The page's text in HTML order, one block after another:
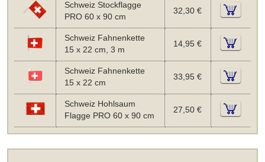
Schweiz Stockflagge
PRO 60 x 90 cm
32,30 €
Schweiz Fahnenkette
15 x 22 cm, 3 m
14,95 €
Schweiz Fahnenkette
15 x 22 cm
33,95 €
Schweiz Hohlsaum
Flagge PRO 60 x 90 cm
27,50 €